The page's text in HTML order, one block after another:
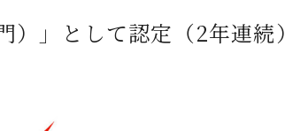
）」として認定（2年連続）